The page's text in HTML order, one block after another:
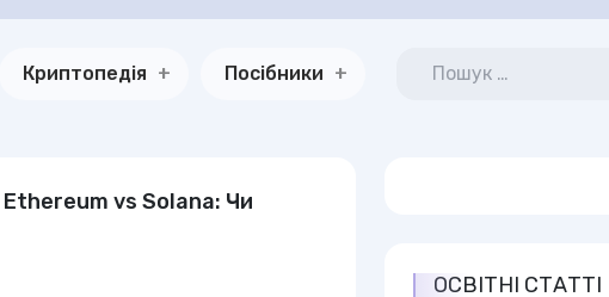
Криптопедія Посібники
Ethereum vs Solana: Чи
ОСВІТНІ СТАТТІ